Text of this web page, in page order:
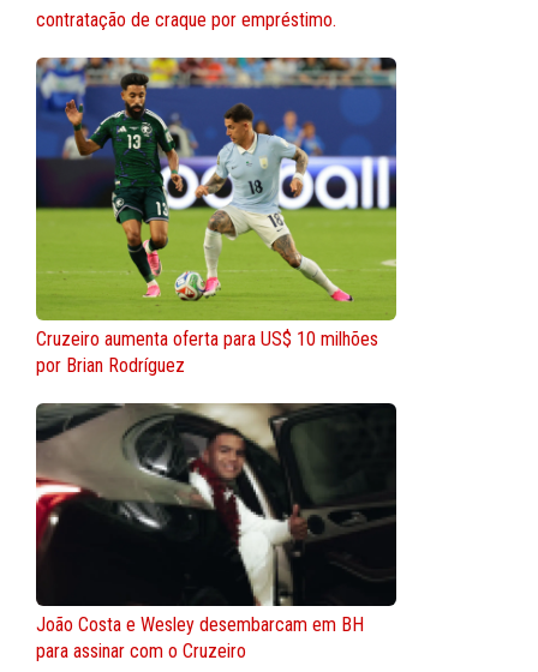
contratação de craque por empréstimo.
Cruzeiro aumenta oferta para US$ 10 milhões
por Brian Rodríguez
João Costa e Wesley desembarcam em BH
para assinar com o Cruzeiro